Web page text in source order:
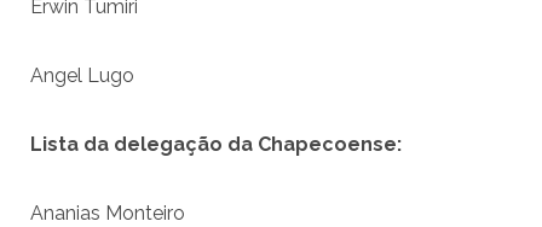
Erwin Tumiri
Angel Lugo
Lista da delegação da Chapecoense:
Ananias Monteiro